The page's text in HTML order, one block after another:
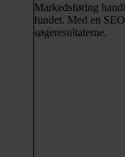
Markedsføring
fundet. Med en
søgeresultaterne.